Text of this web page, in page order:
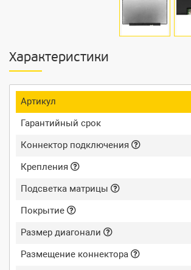
Характеристики
Артикул
Гарантийный срок
Коннектор подключения
Крепления
Подсветка матрицы
Покрытие
Размер диагонали
Размещение коннектора